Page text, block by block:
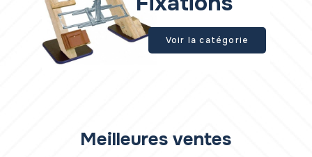
Voir la catégorie
Meilleures ventes